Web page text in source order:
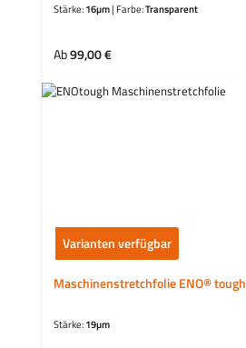
Stärke:16µm| Farbe:Transparent
Regulärer Preis:
Ab99,00 €
Varianten verfügbar
Maschinenstretchfolie ENO® tough
Stärke:19µm